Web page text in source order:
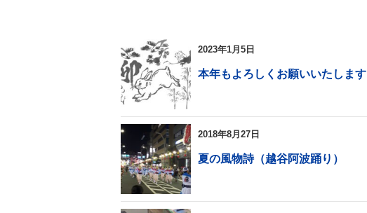
2023年1月5日
本年もよろしくお願いいたします
2018年8月27日
夏の風物詩（越谷阿波踊り）